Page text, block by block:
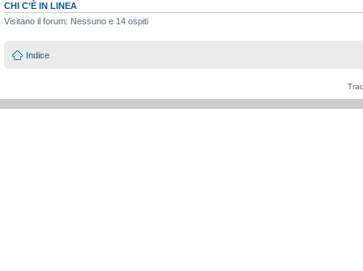
CHI C’È IN LINEA
Visitano il forum: Nessuno e 14 ospiti
Indice